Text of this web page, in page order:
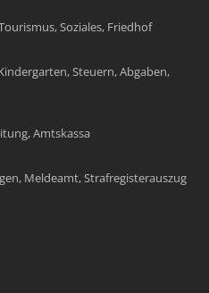
Soziales, Friedhof
Steuern, Abgaben,
Amtskassa
Meldeamt, Strafregisterauszug